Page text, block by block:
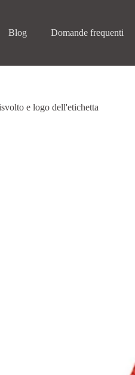
Blog Domande frequenti
e logo dell'etichetta